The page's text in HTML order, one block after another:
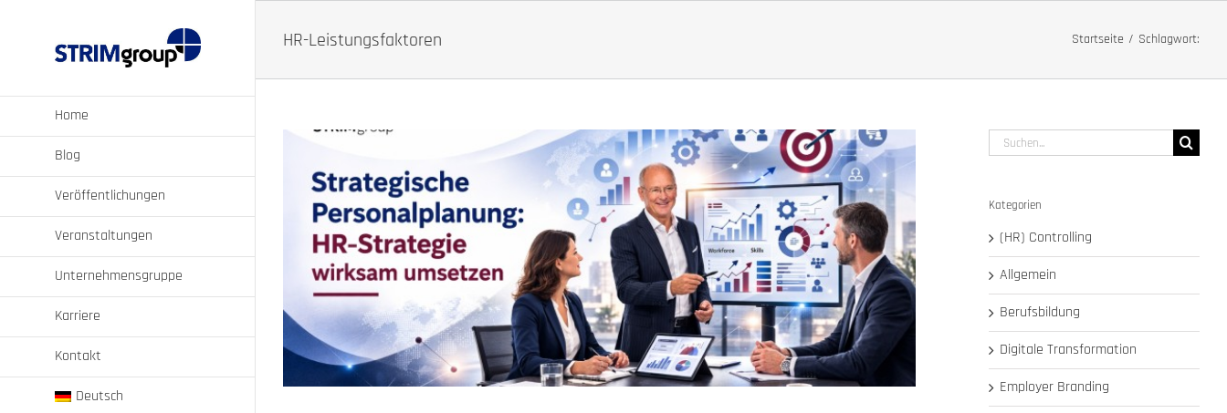
Home
Blog
Veröffentlichungen
Veranstaltungen
Unternehmensgruppe
Karriere
Kontakt
Deutsch
HR-Leistungsfaktoren Startseite Schlagwort:
umsetzen
Suche
nach:
Kategorien
(HR) Controlling
Allgemein
Berufsbildung
Digitale Transformation
Employer Branding